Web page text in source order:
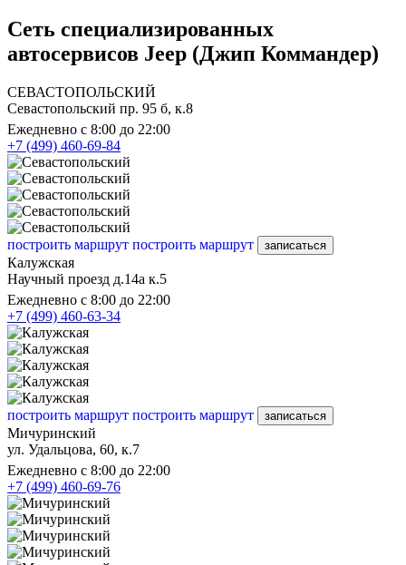
Сеть специализированных
автосервисов Jeep (Джип Коммандер)
СЕВАСТОПОЛЬСКИЙ
Севастопольский пр. 95 б, к.8
Ежедневно с 8:00 до 22:00
+7 (499) 460-69-84
построить маршрут построить маршрут записаться
Калужская
Научный проезд д.14а к.5
Ежедневно с 8:00 до 22:00
+7 (499) 460-63-34
построить маршрут построить маршрут записаться
Мичуринский
ул. Удальцова, 60, к.7
Ежедневно с 8:00 до 22:00
+7 (499) 460-69-76